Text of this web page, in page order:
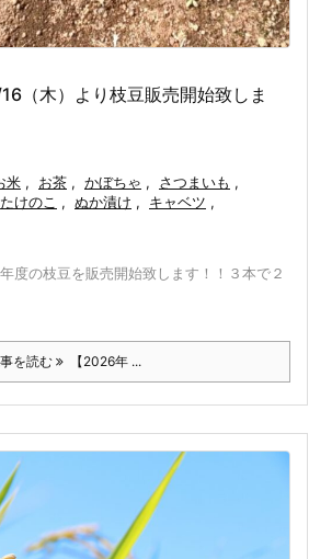
（木）より枝豆販売開始致しま
米 , お茶 , かぼちゃ , さつまいも ,
たけのこ , ぬか漬け , キャベツ ,
度の枝豆を販売開始致します！！３本で２
を読む 【2026年 ...